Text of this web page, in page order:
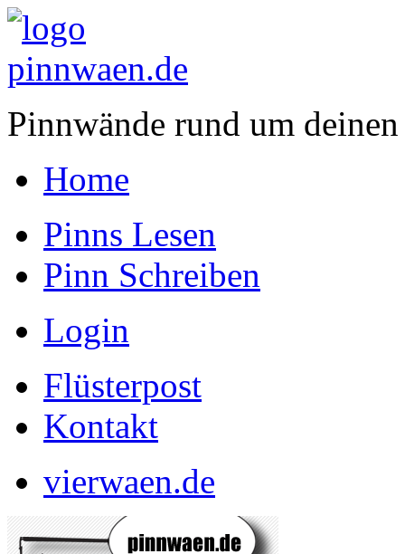
Pinnwände rund um
Home
Pinns Lesen
Pinn Schreiben
Login
Flüsterpost
Kontakt
vierwaen.de